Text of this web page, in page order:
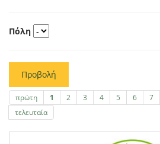
Πόλη
Προβολή
πρώτη 1 2 3 4 5 6 7
τελευταία